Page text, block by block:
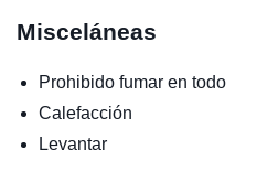
Misceláneas
Prohibido fumar en todo
Calefacción
Levantar